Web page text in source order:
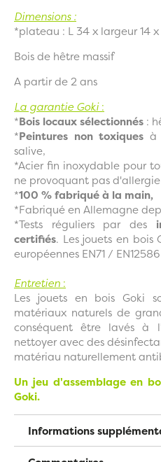
Dimensions :
*plateau : L 34 x largeur 14 x
Bois de hêtre massif
A partir de 2 ans
La garantie Goki :
*Bois locaux sélectionnés :
*Peintures non toxiques à
salive,
*Acier fin inoxydable pour
ne provoquant pas
*100 % fabriqué à la main,
*Fabriqué en Allemagne
*Tests réguliers par des
certifiés. Les jouets en bois
européennes EN71 / EN12586
Entretien :
Les jouets en bois Goki
matériaux naturels de
conséquent être lavés à
nettoyer avec des
matériau naturellement
Un jeu d'assemblage en
Goki.
Informations